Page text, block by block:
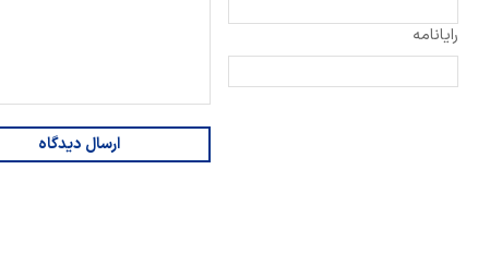
رایانامه
ارسال دیدگاه